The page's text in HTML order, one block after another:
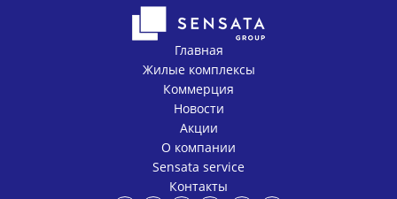
Главная
Жилые комплексы
Коммерция
Новости
Акции
О компании
Sensata service
Контакты